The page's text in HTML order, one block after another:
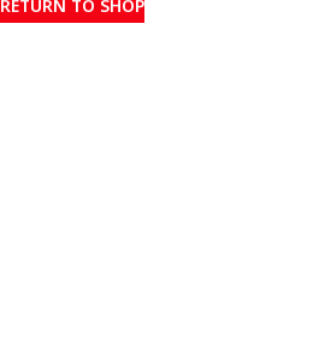
RETURN TO SHOP